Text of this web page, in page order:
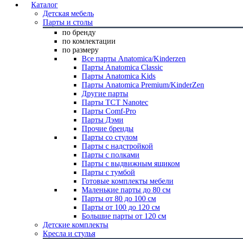
Каталог
Детская мебель
Парты и столы
по бренду
по комлектации
по размеру
Все парты Anatomica/Kinderzen
Парты Anatomica Classic
Парты Anatomica Kids
Парты Anatomica Premium/KinderZen
Другие парты
Парты TCT Nanotec
Парты Comf-Pro
Парты Дэми
Прочие бренды
Парты со стулом
Парты с надстройкой
Парты с полками
Парты с выдвижным ящиком
Парты с тумбой
Готовые комплекты мебели
Маленькие парты до 80 см
Парты от 80 до 100 см
Парты от 100 до 120 см
Большие парты от 120 см
Детские комплекты
Кресла и стулья